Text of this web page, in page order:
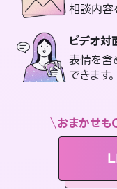
相談内容
ビデオ対
表情を含
できます。
おまかせも